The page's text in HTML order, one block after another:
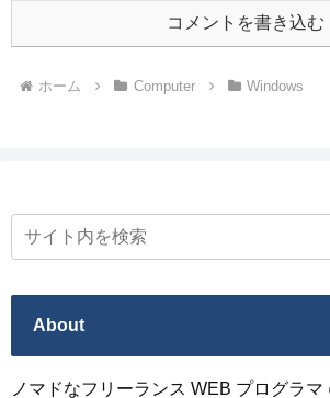
コメントを書き込む
ホーム Computer Windows
About
ノマドなフリーランス WEB プログラマ